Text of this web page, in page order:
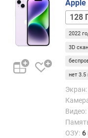
a
k
0
0
p
Apple
256 ГБ
2022
3D
нет
Экран:
Видео:
ОЗУ: 6